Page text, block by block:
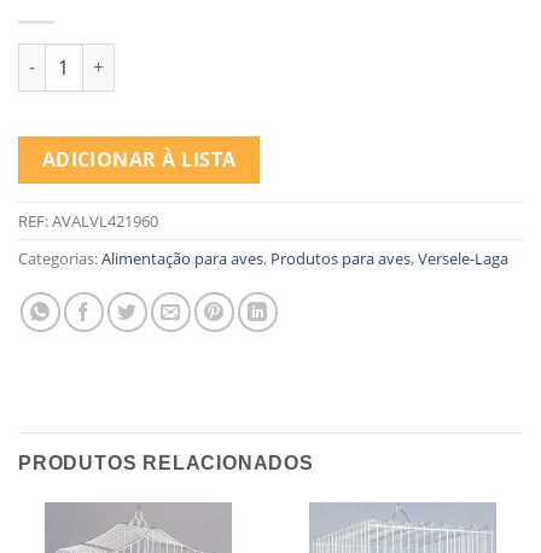
Quantidade de GRANDE PERIQUITOS AFRICANO 1 KG
ADICIONAR À LISTA
REF:AVALVL421960
Categorias:Alimentação para aves, Produtos para aves,Versele-Laga
PRODUTOS RELACIONADOS